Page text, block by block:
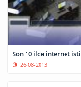
Son 10 ildə internet
26-08-2013